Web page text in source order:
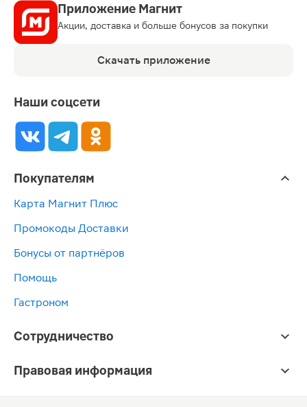
Приложение Магнит
Акции, доставка и больше бонусов за покупки
Скачать приложение
Наши соцсети
Покупателям
Карта Магнит Плюс
Промокоды Доставки
Бонусы от партнёров
Помощь
Гастроном
Сотрудничество
Правовая информация